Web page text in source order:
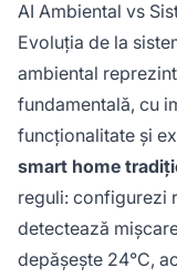
AI Ambiental vs
Evoluția de la
ambiental
fundamentală, cu
funcționalitate și
smart home
reguli: configurezi
detectează
depășește 24°C,